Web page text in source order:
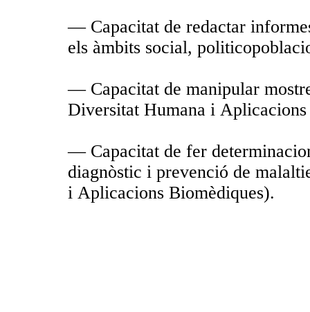
— Capacitat de redactar
els àmbits social,
— Capacitat de manipular
Diversitat Humana i
— Capacitat de fer
diagnòstic i prevenció de
i Aplicacions Biomèdiques).